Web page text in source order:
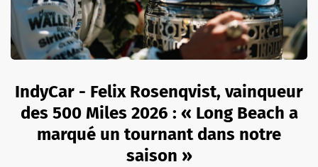
IndyCar - Felix Rosenqvist, vainqueur
des 500 Miles 2026 : « Long Beach a
marqué un tournant dans notre
saison »